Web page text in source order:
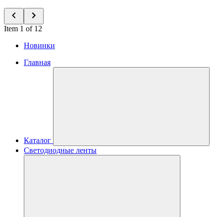
Item 1 of 12
Новинки
Главная
Каталог
Светодиодные ленты